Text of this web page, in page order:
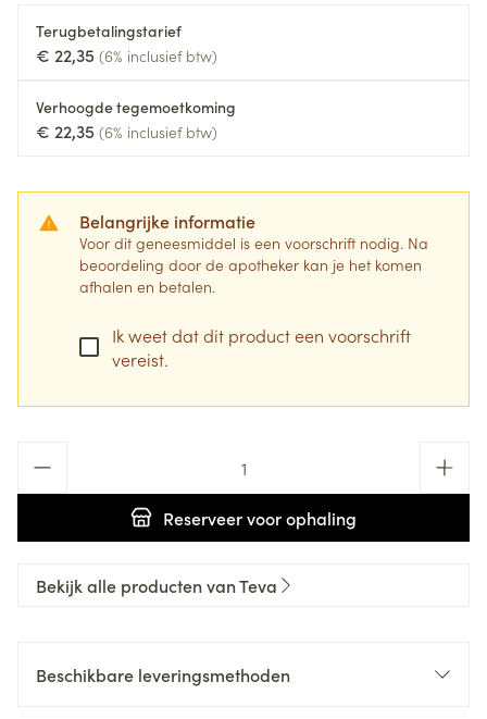
Terugbetalingstarief
€ 22,35 (6% inclusief btw)
Verhoogde tegemoetkoming
€ 22,35 (6% inclusief btw)
Belangrijke informatie
Voor dit geneesmiddel is een voorschrift nodig. Na
beoordeling door de apotheker kan je het komen
afhalen en betalen.
Ik weet dat dit product een voorschrift
vereist.
Reserveervoor ophaling
Bekijk alle producten van Teva
Beschikbare leveringsmethoden